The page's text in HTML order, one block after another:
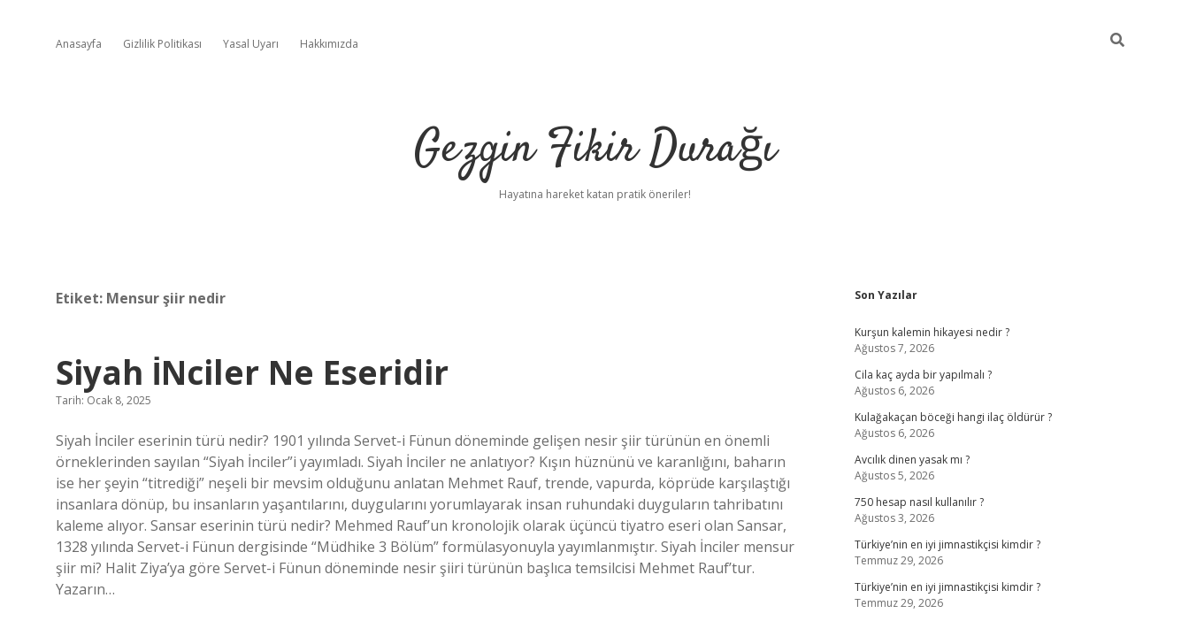
Anasayfa Gizlilik Politikası Yasal Uyarı Hakkımızda
Gezgin Fikir Durağı
Hayatına hareket katan pratik öneriler!
Etiket: Mensur şiir nedir
Siyah İNciler Ne Eseridir
Tarih: Ocak 8, 2025
Siyah İnciler eserinin türü nedir? 1901 yılında Servet-i Fünun döneminde gelişen nesir şiir türünün en önemli
örneklerinden sayılan “Siyah İnciler”i yayımladı. Siyah İnciler ne anlatıyor? Kışın hüznünü ve karanlığını, baharın
ise her şeyin “titrediği” neşeli bir mevsim olduğunu anlatan Mehmet Rauf, trende, vapurda, köprüde karşılaştığı
insanlara dönüp, bu insanların yaşantılarını, duygularını yorumlayarak insan ruhundaki duyguların tahribatını
kaleme alıyor. Sansar eserinin türü nedir? Mehmed Rauf’un kronolojik olarak üçüncü tiyatro eseri olan Sansar,
1328 yılında Servet-i Fünun dergisinde “Müdhike 3 Bölüm” formülasyonuyla yayımlanmıştır. Siyah İnciler mensur
şiir mi? Halit Ziya’ya göre Servet-i Fünun döneminde nesir şiiri türünün başlıca temsilcisi Mehmet Rauf’tur.
Yazarın…
Sidebar
Son Yazılar
Kurşun kalemin hikayesi nedir ?
Ağustos 7, 2026
Cila kaç ayda bir yapılmalı ?
Ağustos 6, 2026
Kulağakaçan böceği hangi ilaç öldürür ?
Ağustos 6, 2026
Avcılık dinen yasak mı ?
Ağustos 5, 2026
750 hesap nasıl kullanılır ?
Ağustos 3, 2026
Türkiye’nin en iyi jimnastikçisi kimdir ?
Temmuz 29, 2026
Türkiye’nin en iyi jimnastikçisi kimdir ?
Temmuz 29, 2026